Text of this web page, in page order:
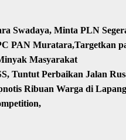
Swadaya, Minta PLN
PAN Muratara,Targetkan
Masyarakat
Tuntut Perbaikan Jalan
Ribuan Warga di